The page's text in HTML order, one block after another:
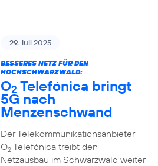
29. Juli 2025
BESSERES NETZ FÜR DEN
HOCHSCHWARZWALD:
O2 Telefónica bringt
5G nach
Menzenschwand
Der Telekommunikationsanbieter
O2Telefónica treibt den
Netzausbau im Schwarzwald weiter